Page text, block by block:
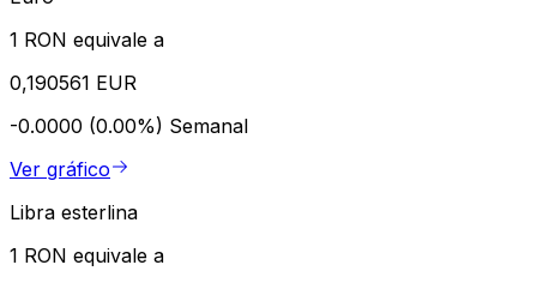
1 RON equivale a
0,190561 EUR
-0.0000 (0.00%) Semanal
Ver gráfico
Libra esterlina
1 RON equivale a